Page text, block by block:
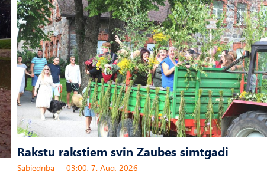
Rakstu rakstiem svin Zaubes simtgadi
Sabiedrība 03:00, 7. Aug, 2026